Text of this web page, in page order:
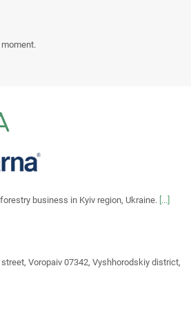
business in Kyiv region, Ukraine. [...]
Voropaiv 07342, Vyshhorodskiy district,